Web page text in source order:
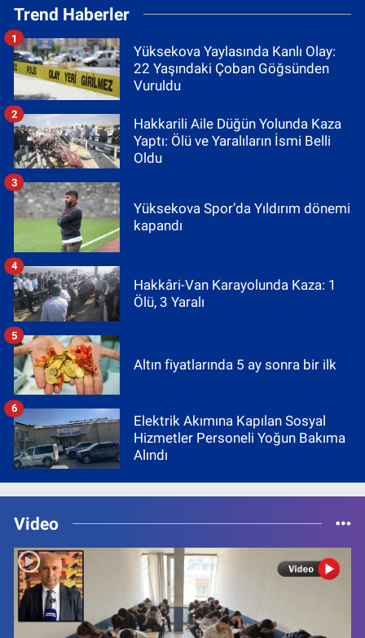
Trend Haberler
Yüksekova Yaylasında Kanlı Olay:
22 Yaşındaki Çoban Göğsünden
Vuruldu
1
Hakkarili Aile Düğün Yolunda Kaza
Yaptı: Ölü ve Yaralıların İsmi Belli
Oldu
2
Yüksekova Spor’da Yıldırım dönemi
kapandı
3
Hakkâri-Van Karayolunda Kaza: 1
Ölü, 3 Yaralı
4
Altın fiyatlarında 5 ay sonra bir ilk
5
Elektrik Akımına Kapılan Sosyal
Hizmetler Personeli Yoğun Bakıma
Alındı
6
Video